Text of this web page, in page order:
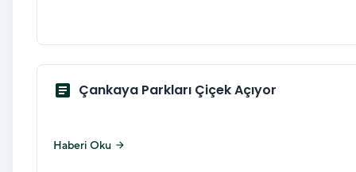
article Çankaya Parkları Çiçek Açıyor
Haberi Oku arrow_forward